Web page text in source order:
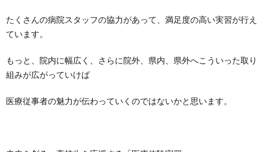
たくさんの病院スタッフの協力があって、満足度の高い実習が行え
ています。
もっと、院内に幅広く、さらに院外、県内、県外へこういった取り
組みが広がっていけば
医療従事者の魅力が伝わっていくのではないかと思います。